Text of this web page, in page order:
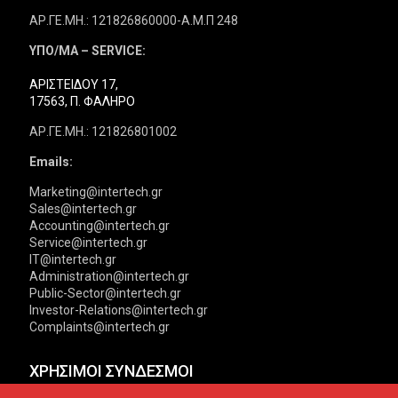
ΑΡ.ΓΕ.ΜΗ.: 121826860000-Α.Μ.Π 248
ΥΠΟ/ΜΑ – SERVICE:
ΑΡΙΣΤΕΙΔΟΥ 17,
17563, Π. ΦΑΛΗΡΟ
ΑΡ.ΓΕ.ΜΗ.: 121826801002
Emails:
Marketing@intertech.gr
Sales@intertech.gr
Accounting@intertech.gr
Service@intertech.gr
IT@intertech.gr
Administration@intertech.gr
Public-Sector@intertech.gr
Investor-Relations@intertech.gr
Complaints@intertech.gr
ΧΡΗΣΙΜΟΙ ΣΥΝΔΕΣΜΟΙ